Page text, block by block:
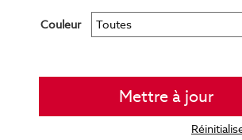
Couleur